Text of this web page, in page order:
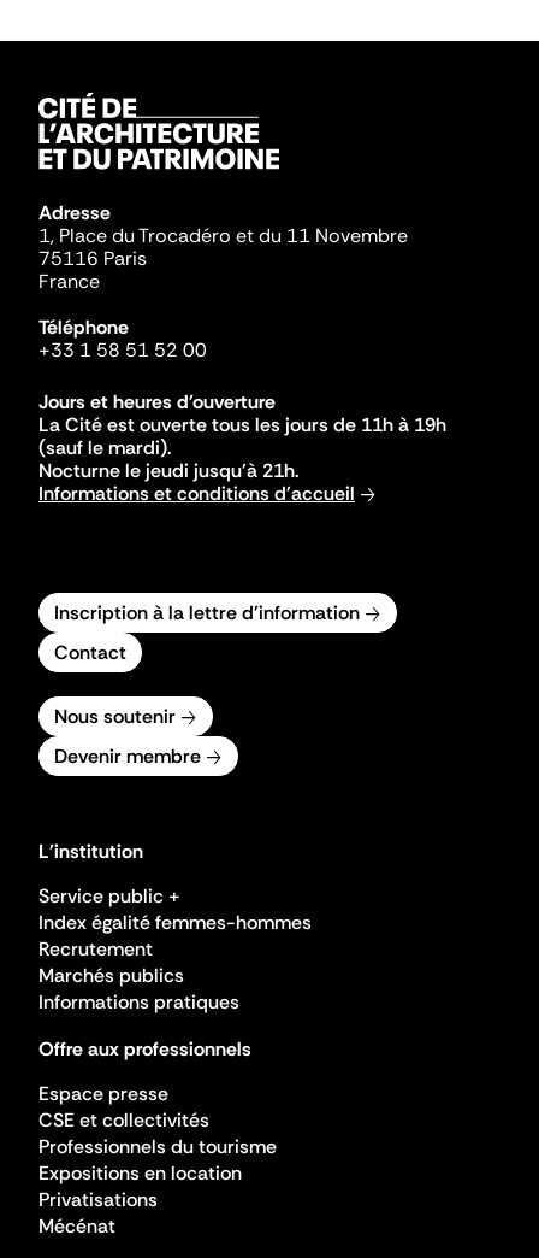
Adresse
1, Place du Trocadéro et du 11 Novembre
75116 Paris
France
Téléphone
+33 1 58 51 52 00
Jours et heures d'ouverture
La Cité est ouverte tous les jours de 11h à 19h
(sauf le mardi).
Nocturne le jeudi jusqu'à 21h.
Informations et conditions d'accueil
Inscription à la lettre d'information
Contact
Nous soutenir
Devenir membre
L'institution
Service public +
Index égalité femmes-hommes
Recrutement
Marchés publics
Informations pratiques
Offre aux professionnels
Espace presse
CSE et collectivités
Professionnels du tourisme
Expositions en location
Privatisations
Mécénat